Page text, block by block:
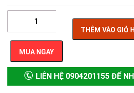
THÊM VÀO GIỎ
MUA NGAY
LIÊN HỆ 0904201155 ĐỂ